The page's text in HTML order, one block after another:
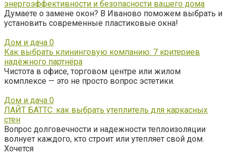
энергоэффективности и безопасности вашего дома
Думаете о замене окон? В Иваново поможем выбрать и
установить современные пластиковые окна!
Дом и дача 0
Как выбрать клининговую компанию: 7 критериев
надёжного партнёра
Чистота в офисе, торговом центре или жилом
комплексе — это не просто вопрос эстетики.
Дом и дача 0
ЛАЙТ БАТТС: как выбрать утеплитель для каркасных
стен
Вопрос долговечности и надежности теплоизоляции
волнует каждого, кто строит или утепляет свой дом.
Хочется